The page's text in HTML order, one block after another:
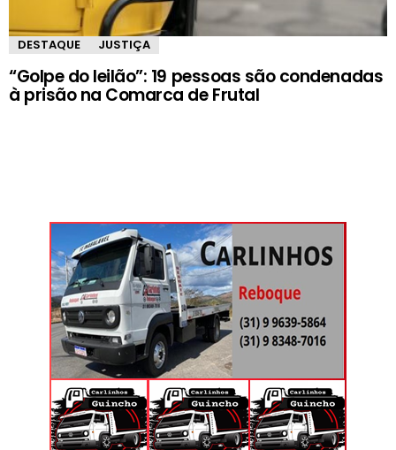
DESTAQUE JUSTIÇA
“Golpe do leilão”: 19 pessoas são condenadas
à prisão na Comarca de Frutal